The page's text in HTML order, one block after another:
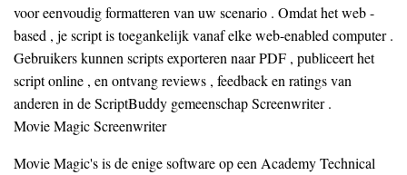
voor eenvoudig formatteren van uw scenario . Omdat het web -
based , je script is toegankelijk vanaf elke web-enabled computer .
Gebruikers kunnen scripts exporteren naar PDF , publiceert het
script online , en ontvang reviews , feedback en ratings van
anderen in de ScriptBuddy gemeenschap Screenwriter .
Movie Magic Screenwriter
Movie Magic's is de enige software op een Academy Technical